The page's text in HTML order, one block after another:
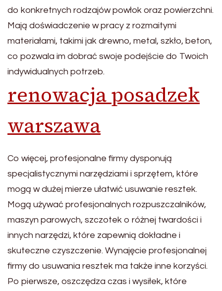
do konkretnych rodzajów powłok oraz powierzchni.
Mają doświadczenie w pracy z rozmaitymi
materiałami, takimi jak drewno, metal, szkło, beton,
co pozwala im dobrać swoje podejście do Twoich
indywidualnych potrzeb.
renowacja posadzek
warszawa
Co więcej, profesjonalne firmy dysponują
specjalistycznymi narzędziami i sprzętem, które
mogą w dużej mierze ułatwić usuwanie resztek.
Mogą używać profesjonalnych rozpuszczalników,
maszyn parowych, szczotek o różnej twardości i
innych narzędzi, które zapewnią dokładne i
skuteczne czyszczenie. Wynajęcie profesjonalnej
firmy do usuwania resztek ma także inne korzyści.
Po pierwsze, oszczędza czas i wysiłek, które